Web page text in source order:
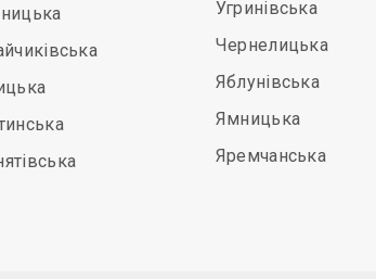
Угринівська
Чернелицька
Яблунівська
Ямницька
Яремчанська